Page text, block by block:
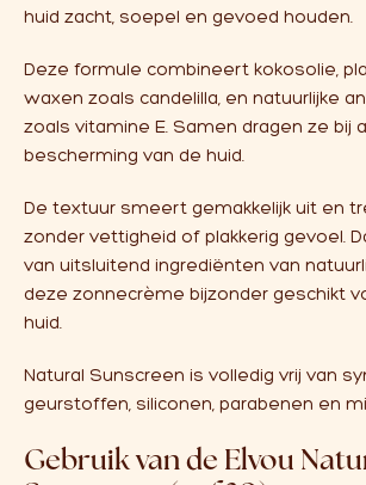
huid zacht, soepel en gevoed houden.
Deze formule combineert kokosolie,
waxen zoals candelilla, en natuurlijke
zoals vitamine E. Samen dragen ze bij
bescherming van de huid.
De textuur smeert gemakkelijk uit en
zonder vettigheid of plakkerig gevoel.
van uitsluitend ingrediënten van
deze zonnecrème bijzonder geschikt
huid.
Natural Sunscreen is volledig vrij van
geurstoffen, siliconen, parabenen en
Gebruik van de Elvou